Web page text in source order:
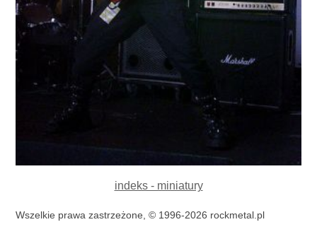
indeks - miniatury
Wszelkie prawa zastrzeżone, © 1996-2026 rockmetal.pl